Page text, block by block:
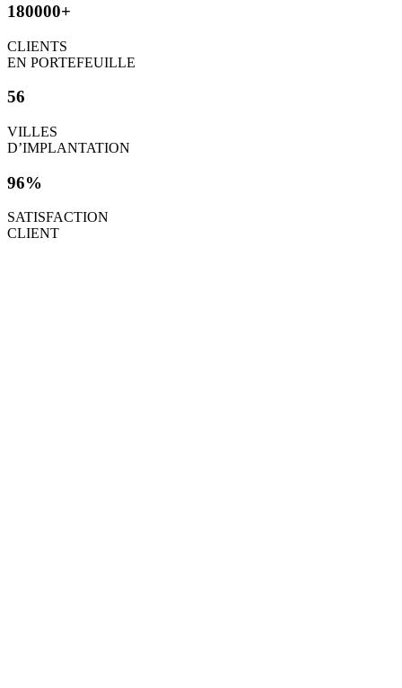
180000+
CLIENTS
EN PORTEFEUILLE
56
VILLES
D’IMPLANTATION
96%
SATISFACTION
CLIENT